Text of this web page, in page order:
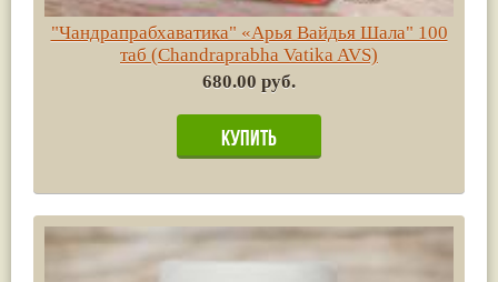
"Чандрапрабхаватика" «Арья Вайдья Шала" 100
таб (Chandraprabha Vatika AVS)
680.00 руб.